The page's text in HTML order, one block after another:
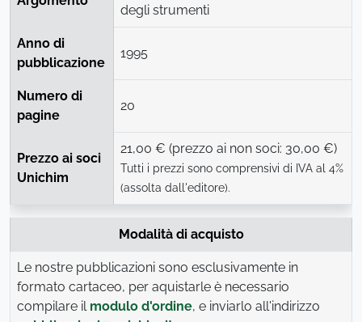
degli strumenti
Anno di
pubblicazione
1995
Numero di
pagine
20
Prezzo ai soci
Unichim
21,00 € (prezzo ai non soci: 30,00 €)
Tutti i prezzi sono comprensivi di IVA al 4%
(assolta dall'editore).
Modalità di acquisto
Le nostre pubblicazioni sono esclusivamente in
formato cartaceo, per aquistarle è necessario
compilare il modulo d'ordine, e inviarlo all'indirizzo